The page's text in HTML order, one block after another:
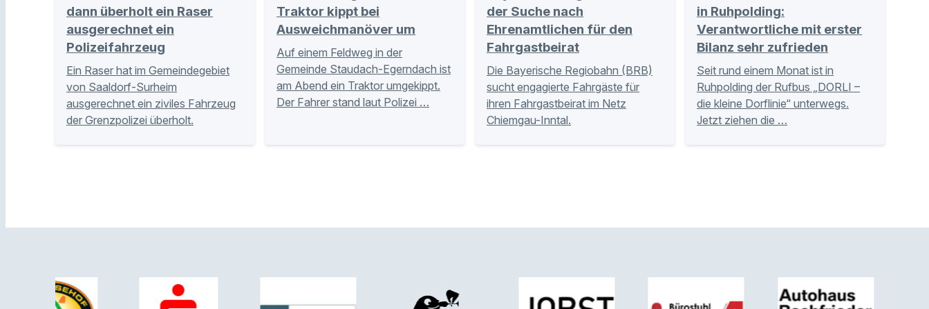
dann überholt ein Raser
ausgerechnet ein
Polizeifahrzeug
Ein Raser hat im Gemeindegebiet
von Saaldorf-Surheim
ausgerechnet ein ziviles Fahrzeug
der Grenzpolizei überholt.
Traktor kippt bei
Ausweichmanöver um
Auf einem Feldweg in der
Gemeinde Staudach-Egerndach ist
am Abend ein Traktor umgekippt.
Der Fahrer stand laut Polizei …
der Suche nach
Ehrenamtlichen für den
Fahrgastbeirat
Die Bayerische Regiobahn (BRB)
sucht engagierte Fahrgäste für
ihren Fahrgastbeirat im Netz
Chiemgau-Inntal.
in Ruhpolding:
Verantwortliche mit erster
Bilanz sehr zufrieden
Seit rund einem Monat ist in
Ruhpolding der Rufbus „DORLI –
die kleine Dorflinie“ unterwegs.
Jetzt ziehen die …